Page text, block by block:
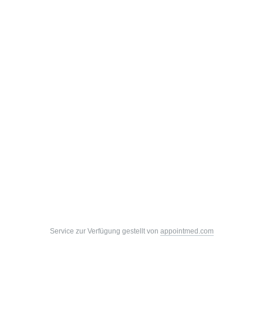
Service zur Verfügung gestellt von appointmed.com